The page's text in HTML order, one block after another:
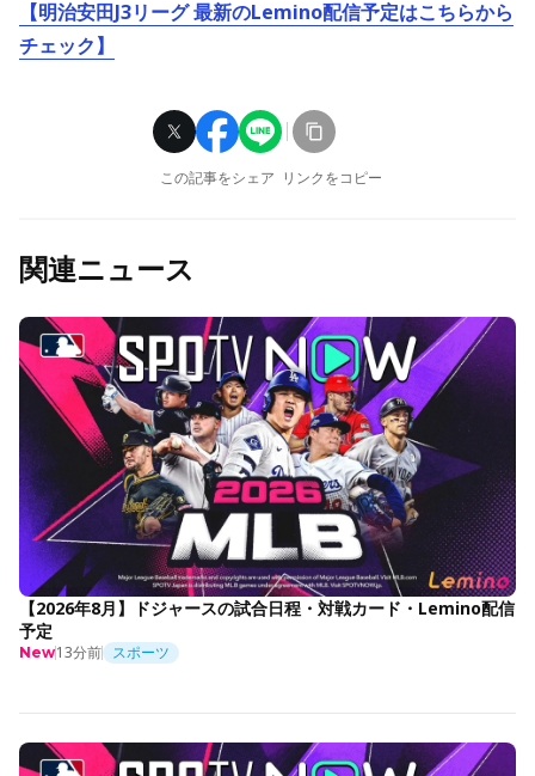
【明治安田J3リーグ 最新のLemino配信予定はこちらから
チェック】
この記事をシェア リンクをコピー
関連ニュース
【2026年8月】ドジャースの試合日程・対戦カード・Lemino配信
予定
New13分前 スポーツ